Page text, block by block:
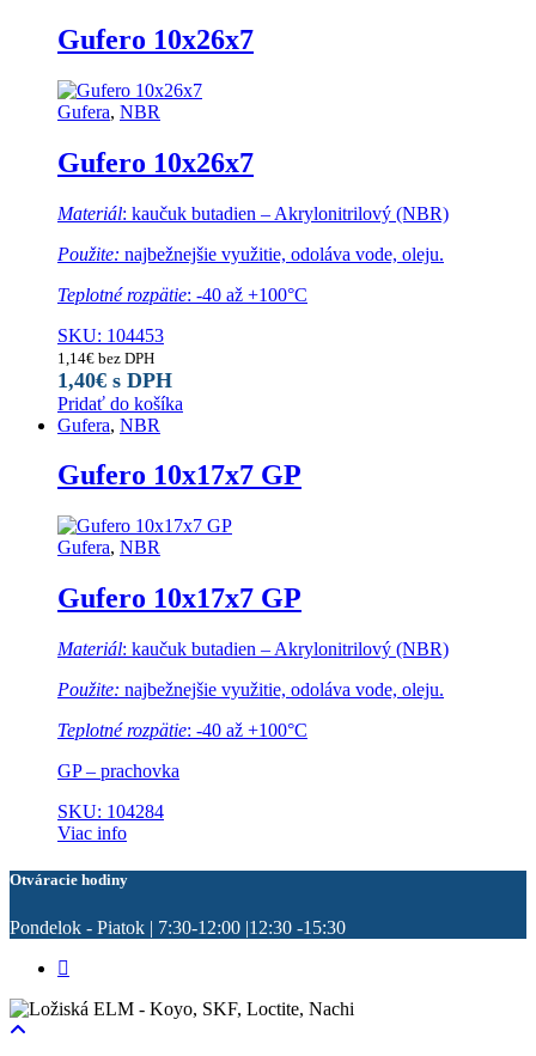
Gufero 10x26x7
Gufera, NBR
Gufero 10x26x7
Materiál: kaučuk butadien – Akrylonitrilový (NBR)
Použite: najbežnejšie využitie, odoláva vode, oleju.
Teplotné rozpätie: -40 až +100°C
SKU: 104453
1,14€ bez DPH
1,40€ s DPH
Pridať do košíka
Gufera, NBR
Gufero 10x17x7 GP
Gufera, NBR
Gufero 10x17x7 GP
Materiál: kaučuk butadien – Akrylonitrilový (NBR)
Použite: najbežnejšie využitie, odoláva vode, oleju.
Teplotné rozpätie: -40 až +100°C
GP – prachovka
SKU: 104284
Viac info
Otváracie hodiny
Pondelok - Piatok | 7:30-12:00 |12:30 -15:30